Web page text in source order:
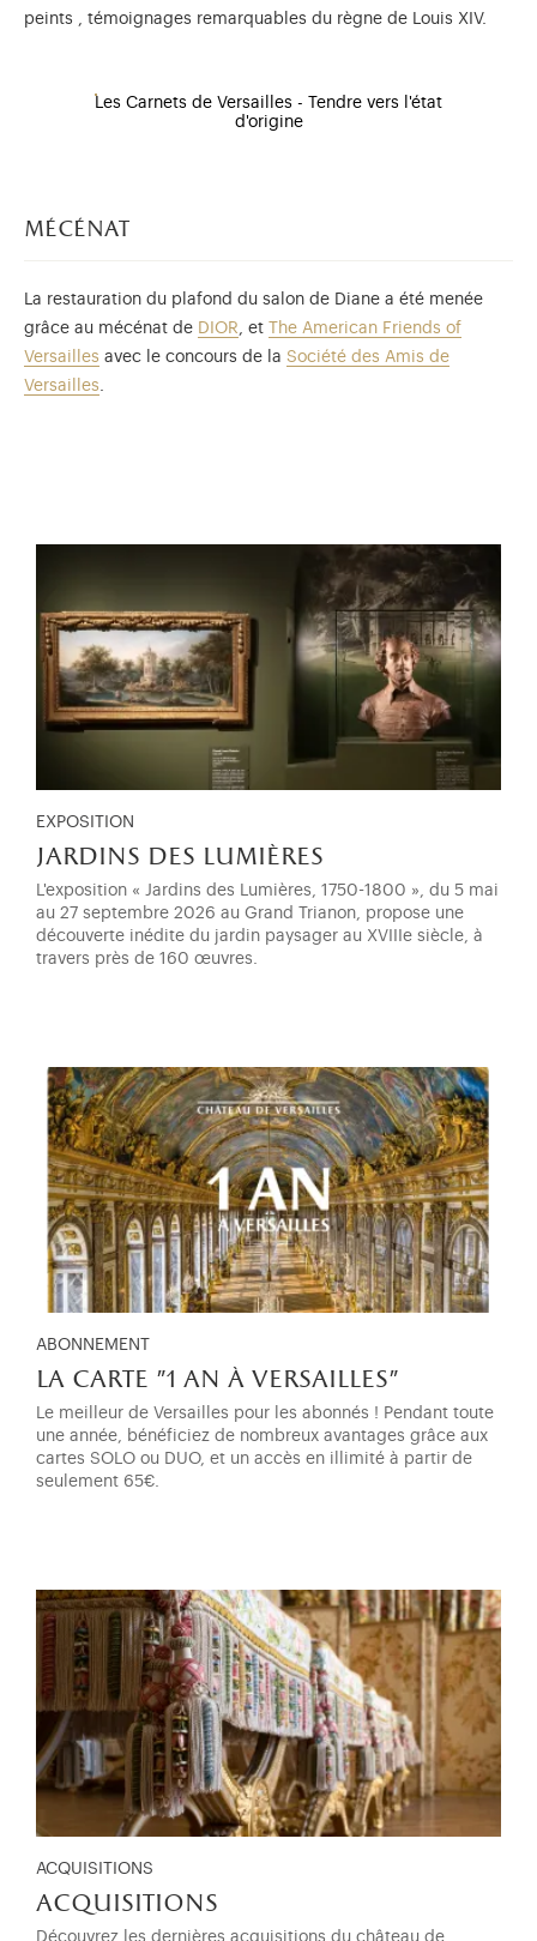
peints , témoignages remarquables du règne de Louis XIV.
Les Carnets de Versailles - Tendre vers l'état
d'origine
mécénat
La restauration du plafond du salon de Diane a été menée
grâce au mécénat de DIOR , et The American Friends of
Versailles avec le concours de la Société des Amis de
Versailles
EXPOSITION
jardins des lumières
L'exposition « Jardins des Lumières, 1750-1800 », du 5 mai
au 27 septembre 2026 au Grand Trianon, propose une
découverte inédite du jardin paysager au XVIIIe siècle, à
travers près de 160 œuvres.
ABONNEMENT
la carte "1 an à versailles"
Le meilleur de Versailles pour les abonnés ! Pendant toute
une année, bénéficiez de nombreux avantages grâce aux
cartes SOLO ou DUO, et un accès en illimité à partir de
seulement 65€.
ACQUISITIONS
acquisitions
Découvrez les dernières acquisitions du château de